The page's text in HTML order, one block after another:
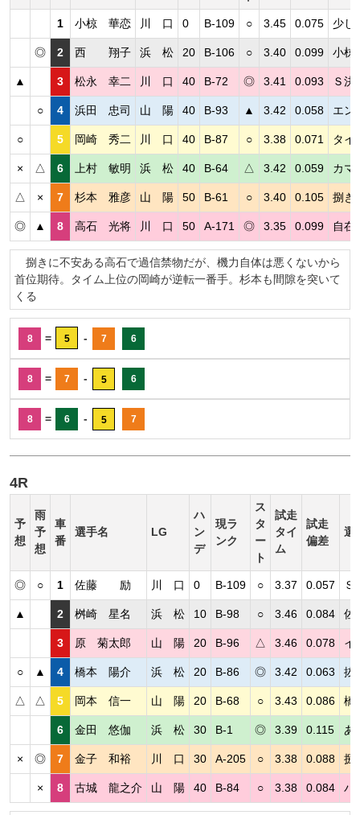
1 小椋 華恋 川 口 0 B-109 ○ 3.45 0.075 少し
◎ 2 西 翔子 浜 松 20 B-106 ○ 3.40 0.099 小椋
▲ 3 松永 幸二 川 口 40 B-72 ◎ 3.41 0.093 Ｓ決
○ 4 浜田 忠司 山 陽 40 B-93 ▲ 3.42 0.058 エン
○ 5 岡崎 秀二 川 口 40 B-87 ○ 3.38 0.071 タイ
× △ 6 上村 敏明 浜 松 40 B-64 △ 3.42 0.059 カマ
△ × 7 杉本 雅彦 山 陽 50 B-61 ○ 3.40 0.105 捌き
◎ ▲ 8 高石 光将 川 口 50 A-171 ◎ 3.35 0.099 自在
捌きに不安ある高石で過信禁物だが、機力自体は悪くないから
首位期待。タイム上位の岡崎が逆転一番手。杉本も間隙を突いて
くる
8 = 5 - 7 6
8 = 7 - 5 6
8 = 6 - 5 7
4R
予
想
雨
予
想
車
番
選手名 LG
ハ
ン
デ
現ラ
ンク
ス
タ
ー
ト
試走
タイ
ム
試走
偏差
選
◎ ○ 1 佐藤 励 川 口 0 B-109 ○ 3.37 0.057 Ｓ
▲ 2 桝崎 星名 浜 松 10 B-98 ○ 3.46 0.084 佐
3 原 菊太郎 山 陽 20 B-96 △ 3.46 0.078 イ
○ ▲ 4 橋本 陽介 浜 松 20 B-86 ◎ 3.42 0.063 抜
△ △ 5 岡本 信一 山 陽 20 B-68 ○ 3.43 0.086 橋
6 金田 悠伽 浜 松 30 B-1 ◎ 3.39 0.115 あ
× ◎ 7 金子 和裕 川 口 30 A-205 ○ 3.38 0.088 捌
× 8 古城 龍之介 山 陽 40 B-84 ○ 3.38 0.084 パ